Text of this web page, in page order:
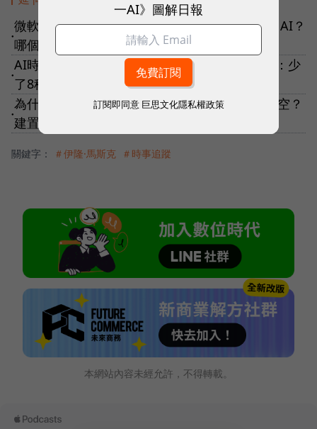
●
微軟公布2025 Copilot使用報告！大家都怎麼用AI？
哪個時段、哪種話題最夯？3大發現揭商業趨勢
●
AI時代，軟體工程師要像PM一樣思考！簡立峰：少
了8種軟實力，小心淪為「失業菁英」
●
為什麼馬斯克、Google 都想把資料中心搬到太空？
建置資料中心需要什麼條件？
關鍵字： ＃伊隆·馬斯克 ＃時事追蹤
本網站內容未經允許，不得轉載。
一AI》圖解日報
訂閱即同意 巨思文化隱私權政策